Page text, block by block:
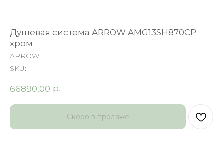
Душевая система ARROW AMG13SH870CP
хром
ARROW
SKU:
66890,00 р.